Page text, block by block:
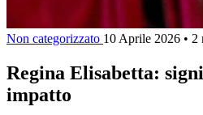
Non categorizzato 10 Aprile 2026 • 2
Regina Elisabetta:
impatto